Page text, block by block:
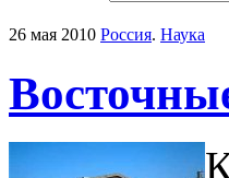
26 мая 2010 Россия. Наука